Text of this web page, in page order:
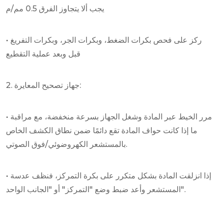
يجب ألا يتجاوز الفرق 0.5 مم/م
• ركز على فحص بكرات الضغط، وبكرات الجر، وبكرات التفريغ
قبل وبعد عملية التقطيع
2. جهاز تصحيح المعايرة:
• مرر الخيط عبر المادة وشغل الجهاز بسرعة منخفضة، مع مراقبة
ما إذا كانت حواف المادة تقع دائمًا ضمن نطاق الكشف الخاص
بالمستشعر الكهروضوئي/فوق الصوتي.
• إذا انزلقت المادة بشكل متكرر على بكرة التمركز، فنظف عدسة
المستشعر وأعد ضبط وضع "التمركز" أو "الجانب الواحد".